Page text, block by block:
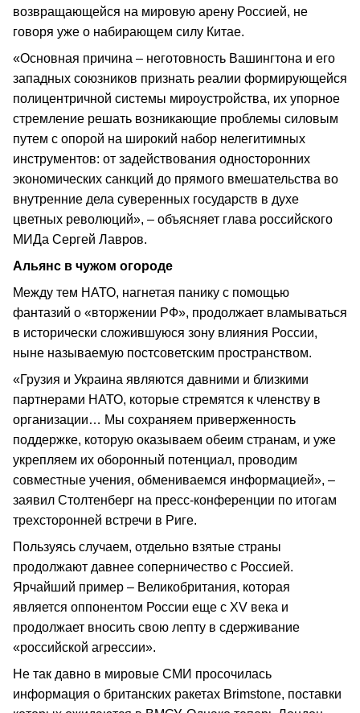
возвращающейся на мировую арену Россией, не
говоря уже о набирающем силу Китае.
«Основная причина – неготовность Вашингтона и его
западных союзников признать реалии формирующейся
полицентричной системы мироустройства, их упорное
стремление решать возникающие проблемы силовым
путем с опорой на широкий набор нелегитимных
инструментов: от задействования односторонних
экономических санкций до прямого вмешательства во
внутренние дела суверенных государств в духе
цветных революций», – объясняет глава российского
МИДа Сергей Лавров.
Альянс в чужом огороде
Между тем НАТО, нагнетая панику с помощью
фантазий о «вторжении РФ», продолжает вламываться
в исторически сложившуюся зону влияния России,
ныне называемую постсоветским пространством.
«Грузия и Украина являются давними и близкими
партнерами НАТО, которые стремятся к членству в
организации… Мы сохраняем приверженность
поддержке, которую оказываем обеим странам, и уже
укрепляем их оборонный потенциал, проводим
совместные учения, обмениваемся информацией», –
заявил Столтенберг на пресс-конференции по итогам
трехсторонней встречи в Риге.
Пользуясь случаем, отдельно взятые страны
продолжают давнее соперничество с Россией.
Ярчайший пример – Великобритания, которая
является оппонентом России еще с XV века и
продолжает вносить свою лепту в сдерживание
«российской агрессии».
Не так давно в мировые СМИ просочилась
информация о британских ракетах Brimstone, поставки